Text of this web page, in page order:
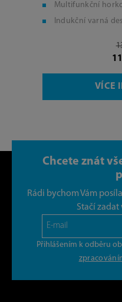
Multifunkční
Indukční varná
VÍCE
Chcete znát
Rádi bychom Vám
Stačí zadat
Přihlášením k odběru